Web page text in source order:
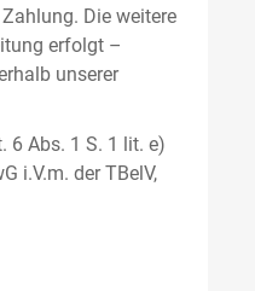
Die weitere
erfolgt –
unserer
6 Abs. 1 S. 1 lit. e)
i.V.m. der TBelV,